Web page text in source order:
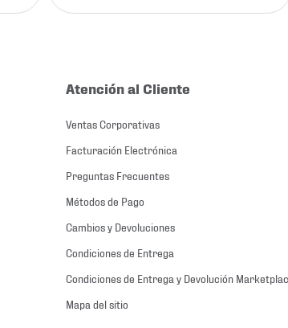
Atención al Cliente
Ventas Corporativas
Facturación Electrónica
Preguntas Frecuentes
Métodos de Pago
Cambios y Devoluciones
Condiciones de Entrega
Condiciones de Entrega y Devolución
Mapa del sitio